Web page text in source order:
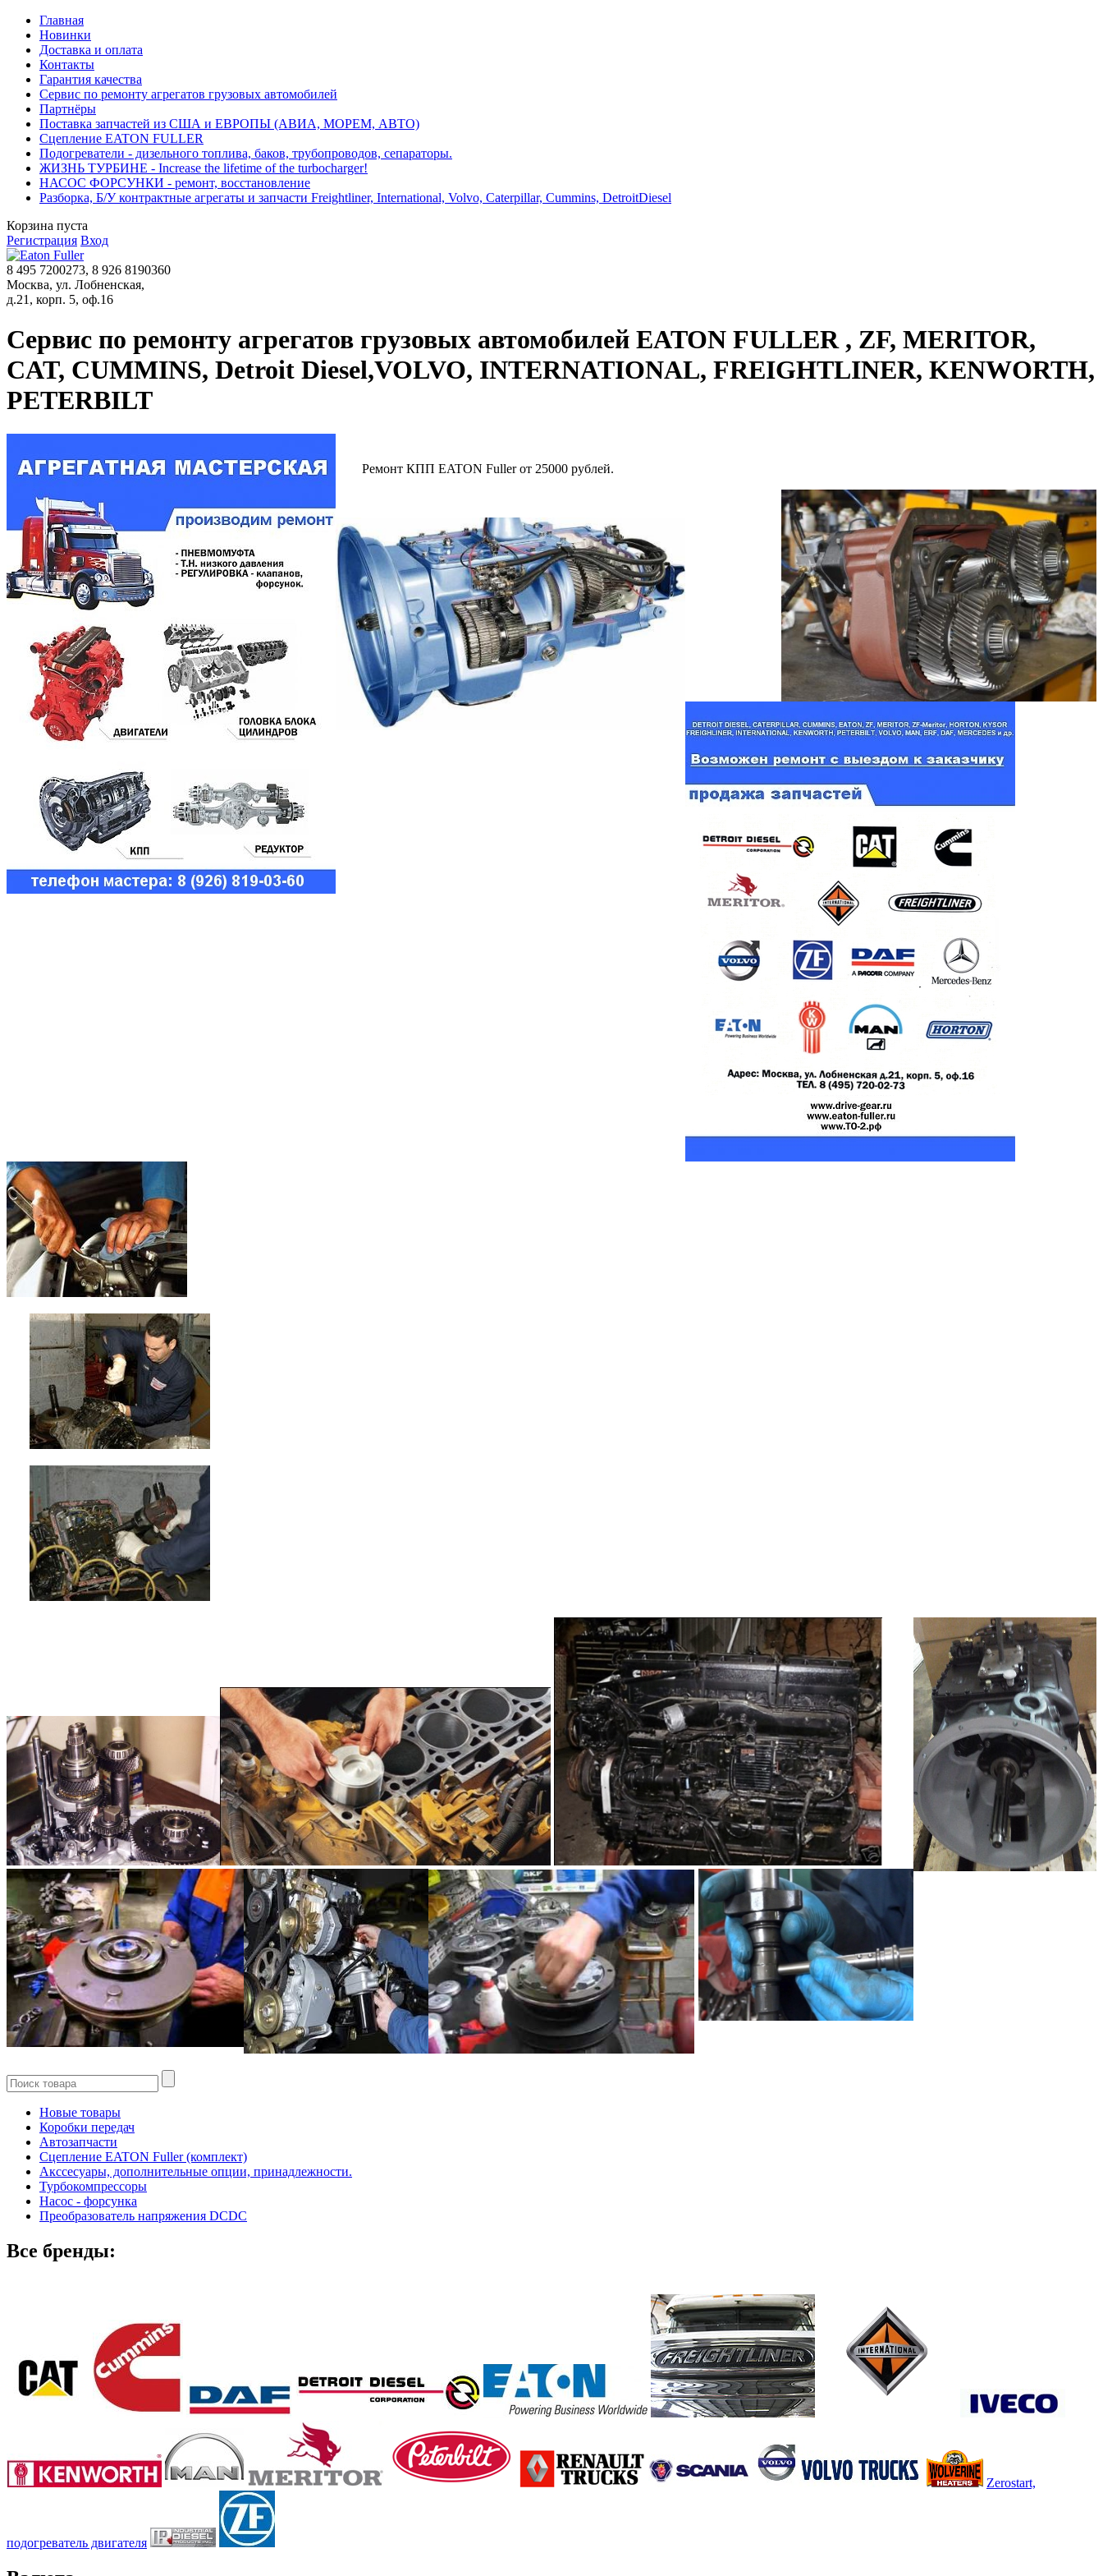
Главная
Новинки
Доставка и оплата
Контакты
Гарантия качества
Сервис по ремонту агрегатов грузовых автомобилей
Партнёры
Поставка запчастей из США и ЕВРОПЫ (АВИА, МОРЕМ, АВТО)
Сцепление EATON FULLER
Подогреватели - дизельного топлива, баков, трубопроводов, сепараторы.
ЖИЗНЬ ТУРБИНЕ - Increase the lifetime of the turbocharger!
НАСОС ФОРСУНКИ - ремонт, восстановление
Разборка, Б/У контрактные агрегаты и запчасти Freightliner, International, Volvo, Caterpillar, Cummins, DetroitDiesel
Корзина пуста
Регистрация Вход
8 495 7200273, 8 926 8190360
Москва, ул. Лобненская,
д.21, корп. 5, оф.16
Сервис по ремонту агрегатов грузовых автомобилей EATON FULLER , ZF, MERITOR,
CAT, CUMMINS, Detroit Diesel,VOLVO, INTERNATIONAL, FREIGHTLINER, KENWORTH,
PETERBILT
Ремонт КПП EATON Fuller от 25000 рублей.
Новые товары
Коробки передач
Автозапчасти
Сцепление EATON Fuller (комплект)
Акссесуары, дополнительные опции, принадлежности.
Турбокомпрессоры
Насос - форсунка
Преобразователь напряжения DCDC
Все бренды:
Zerostart,
подогреватель двигателя